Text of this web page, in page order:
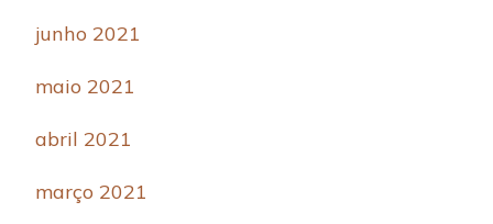
junho 2021
maio 2021
abril 2021
março 2021